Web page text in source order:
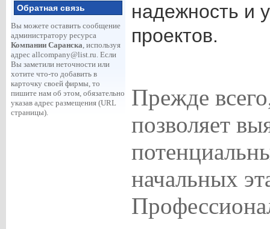
Обратная связь
Вы можете оставить сообщение
администратору ресурса
Компании Саранска, используя
адрес allcompany@list.ru. Если
Вы заметили неточности или
хотите что-то добавить в
карточку своей фирмы, то
пишите нам об этом, обязательно
указав адрес размещения (URL
страницы).
надежность и
проектов.
Прежде
позволяет
начальных